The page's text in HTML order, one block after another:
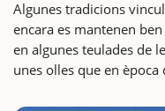
Algunes tradicions
encara es mantenen
en algunes teulades de
unes olles que en